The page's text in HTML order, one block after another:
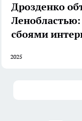
Дрозденко
сбоями
2025